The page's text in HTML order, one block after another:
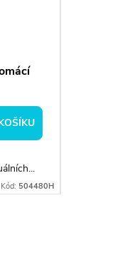
Kód: 504480H